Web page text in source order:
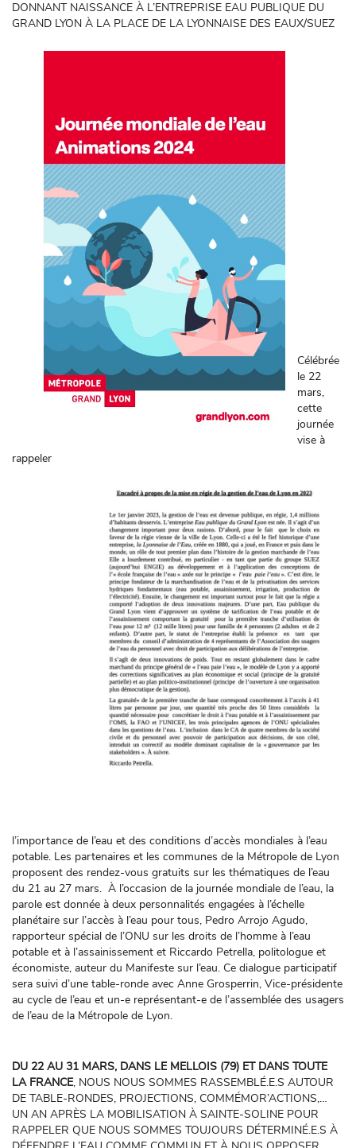
DONNANT NAISSANCE À L’ENTREPRISE EAU PUBLIQUE DU
GRAND LYON À LA PLACE DE LA LYONNAISE DES EAUX/SUEZ
Célébrée
le 22
mars,
cette
journée
vise à
rappeler
l’importance de l’eau et des conditions d’accès mondiales à l’eau
potable. Les partenaires et les communes de la Métropole de Lyon
proposent des rendez-vous gratuits sur les thématiques de l’eau
du 21 au 27 mars. À l’occasion de la journée mondiale de l’eau, la
parole est donnée à deux personnalités engagées à l’échelle
planétaire sur l’accès à l’eau pour tous, Pedro Arrojo Agudo,
rapporteur spécial de l’ONU sur les droits de l’homme à l’eau
potable et à l’assainissement et Riccardo Petrella, politologue et
économiste, auteur du Manifeste sur l’eau. Ce dialogue participatif
sera suivi d’une table-ronde avec Anne Grosperrin, Vice-présidente
au cycle de l’eau et un-e représentant-e de l’assemblée des usagers
de l’eau de la Métropole de Lyon.
DU 22 AU 31 MARS, DANS LE MELLOIS (79) ET DANS TOUTE
LA FRANCE, NOUS NOUS SOMMES RASSEMBLÉ.E.S AUTOUR
DE TABLE-RONDES, PROJECTIONS, COMMÉMOR’ACTIONS,…
UN AN APRÈS LA MOBILISATION À SAINTE-SOLINE POUR
RAPPELER QUE NOUS SOMMES TOUJOURS DÉTERMINÉ.E.S À